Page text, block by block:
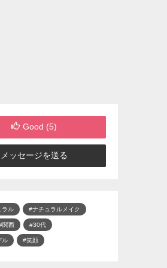
Good (5)
メッセージを送る
ラル #ナチュラルメイク
関西 #30代
ル #笑顔